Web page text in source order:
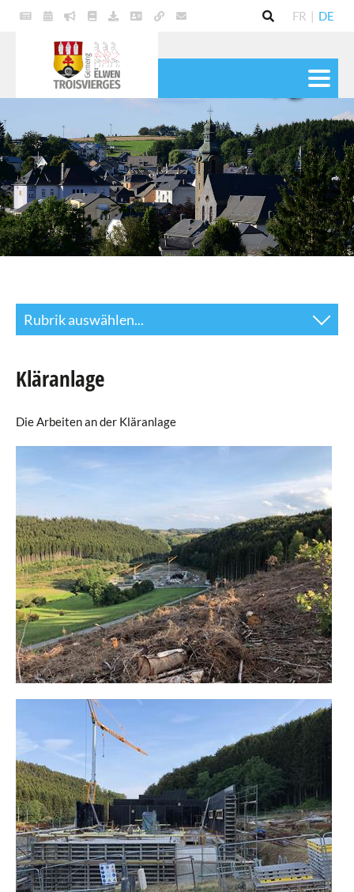
FR | DE
GEMEINDE
DIENSTE
LEBEN
Rubrik auswählen...
Agenda
eRaider
Publikationen
Downloads
Links
Fotogalerie
Kläranlage
Die Arbeiten an der Kläranlage